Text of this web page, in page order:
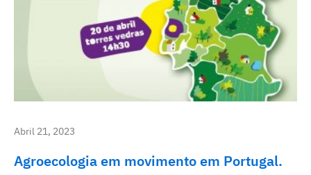
Abril 21, 2023
Agroecologia em movimento em Portugal.